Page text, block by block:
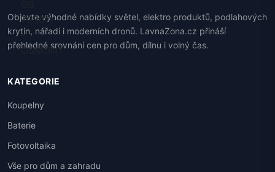
Objevte výhodné nabídky světel, elektro produktů, podlahových
krytin, nářadí i moderních dronů. LavnaZona.cz přináší
přehledné srovnání cen pro dům, dílnu i volný čas.
KATEGORIE
Koupelny
Baterie
Fotovoltaika
Vše pro dům a zahradu